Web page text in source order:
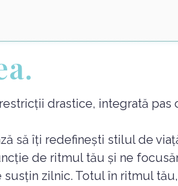
drastice, integrată pas
să îți redefinești stilul de
de ritmul tău și ne
zilnic. Totul în ritmul